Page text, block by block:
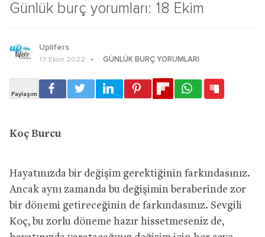
Günlük burç yorumları: 18 Ekim
Uplifers
17 Ekim 2022 GÜNLÜK BURÇ YORUMLARI
Koç Burcu
Hayatınızda bir değişim gerektiğinin farkındasınız.
Ancak aynı zamanda bu değişimin beraberinde zor
bir dönemi getireceğinin de farkındasınız. Sevgili
Koç, bu zorlu döneme hazır hissetmeseniz de,